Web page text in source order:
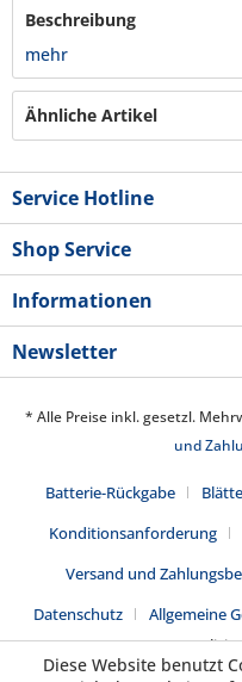
Beschreibung
mehr
Ähnliche Artikel
Service Hotline
Shop Service
Informationen
Newsletter
* Alle Preise inkl. gesetzl.
und
Batterie-Rückgabe
Konditionsanforderung
Versand und
Datenschutz
Allgemeine
Diese Website benutzt